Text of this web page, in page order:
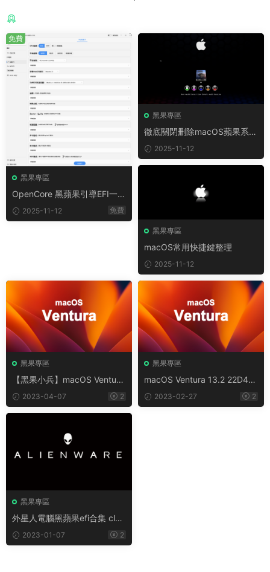
黑果專區
OpenCore 黑蘋果引導EFI一鍵
制作工具 RapidEFI v4.1.0
2025-11-12 免費
免費
黑果專區
徹底關閉删除macOS蘋果系統
下的.DS_Store文件方法
2025-11-12
黑果專區
macOS常用快捷鍵整理
2025-11-12
黑果專區
【黑果小兵】macOS Ventura
13.3 22E252 Installer for OC/
FirPE兩分區原版鏡像
2023-04-07 2
黑果專區
macOS Ventura 13.2 22D49
Installer for OC/FirPE兩分區
原版鏡像【黑果小兵】
2023-02-27 2
黑果專區
外星人電腦黑蘋果efi合集 clov
er/opencore efi合集
2023-01-07 2